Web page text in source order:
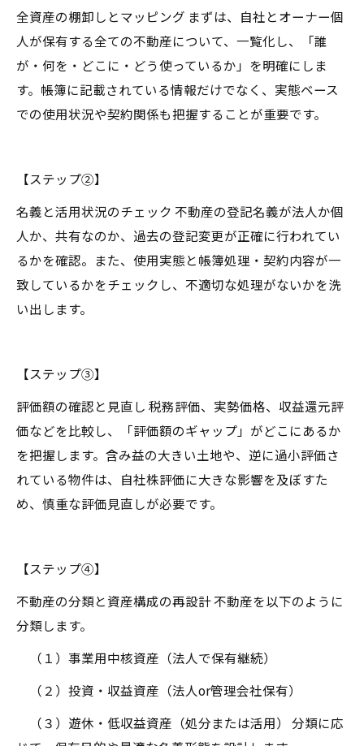
全資産の棚卸しとマッピング まずは、自社とオーナー個
人が保有する全ての不動産について、一覧化し、「誰
が・何を・どこに・どう使っているか」を明確にしま
す。帳簿に記載されている情報だけでなく、実態ベース
での使用状況や契約関係も把握することが重要です。
【ステップ②】
名義と活用状況のチェック 不動産の登記名義が法人か個
人か、共有なのか、過去の登記変更が正確に行われてい
るかを確認。また、使用実態と帳簿処理・契約内容が一
致しているかをチェックし、不適切な処理がないかを洗
い出します。
【ステップ③】
評価額の確認と見直し 税務評価、実勢価格、収益還元評
価などを比較し、「評価額のギャップ」がどこにあるか
を把握します。含み益の大きい土地や、逆に過小評価さ
れている物件は、自社株評価に大きな影響を及ぼすた
め、慎重な評価見直しが必要です。
【ステップ④】
不動産の分類と資産構成の再設計 不動産を以下のように
分類します。
（１）事業用中核資産（法人で保有継続）
（２）投資・収益資産（法人or管理会社保有）
（３）遊休・低収益資産（処分または活用） 分類に応